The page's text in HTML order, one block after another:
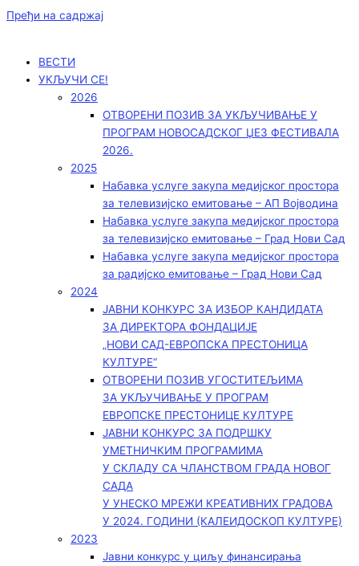
Пређи на садржај
ВЕСТИ
УКЉУЧИ СЕ!
2026
ОТВОРЕНИ ПОЗИВ ЗА УКЉУЧИВАЊЕ У
ПРОГРАМ НОВОСАДСКОГ ЏЕЗ ФЕСТИВАЛА
2026.
2025
Набавка услуге закупа медијског простора
за телевизијско емитовање – АП Војводинa
Набавка услуге закупа медијског простора
за телевизијско емитовање – Град Нови Сад
Набавка услуге закупа медијског простора
за радијско емитовање – Град Нови Сад
2024
ЈАВНИ КОНКУРС ЗА ИЗБОР КАНДИДАТА
ЗА ДИРЕКТОРА ФОНДАЦИЈЕ
„НОВИ САД-ЕВРОПСКА ПРЕСТОНИЦА
КУЛТУРЕ“
ОТВОРЕНИ ПОЗИВ УГОСТИТЕЉИМА
ЗА УКЉУЧИВАЊЕ У ПРОГРАМ
ЕВРОПСКЕ ПРЕСТОНИЦЕ КУЛТУРЕ
ЈАВНИ КОНКУРС ЗА ПОДРШКУ
УМЕТНИЧКИМ ПРОГРАМИМА
У СКЛАДУ СА ЧЛАНСТВОМ ГРАДА НОВОГ
САДА
У УНЕСКО МРЕЖИ КРЕАТИВНИХ ГРАДОВА
У 2024. ГОДИНИ (КАЛЕИДОСКОП КУЛТУРЕ)
2023
Јавни конкурс у циљу финансирања